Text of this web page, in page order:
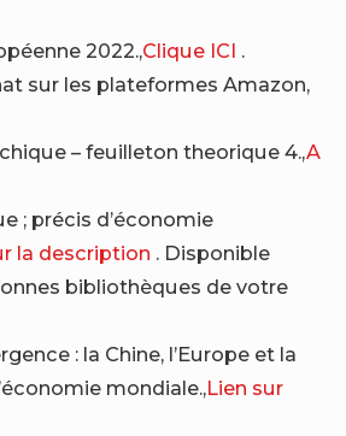
2022.,Clique ICI .
sur les plateformes Amazon,
– feuilleton theorique 4.,A
; précis d’économie
la description . Disponible
bibliothèques de votre
: la Chine, l’Europe et la
mondiale.,Lien sur